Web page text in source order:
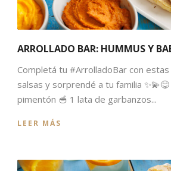
ARROLLADO BAR: HUMMUS Y
Completá tu #ArrolladoBar con
salsas y sorprendé a tu familia
pimentón 🥣 1 lata de garbanzos...
LEER MÁS